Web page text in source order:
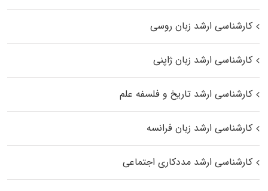
کارشناسی ارشد زبان روسی
کارشناسی ارشد زبان ژاپنی
کارشناسی ارشد تاریخ و فلسفه علم
کارشناسی ارشد زبان فرانسه
کارشناسی ارشد مددکاری اجتماعی